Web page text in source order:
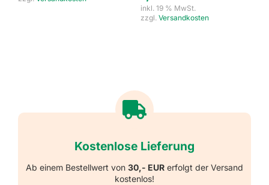
inkl. 19 % MwSt.
zzgl. Versandkosten
Kostenlose Lieferung
Ab einem Bestellwert von 30,- EUR erfolgt der Versand
kostenlos!